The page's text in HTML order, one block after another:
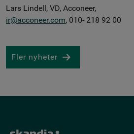
Lars Lindell, VD, Acconeer,
ir@acconeer.com, 010- 218 92 00
Fler nyheter